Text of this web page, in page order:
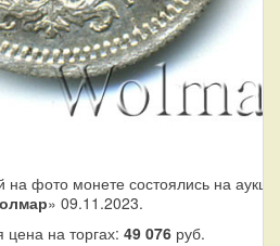
на фото монете состоялись на
» 09.11.2023.
цена на торгах: 49 076 руб.